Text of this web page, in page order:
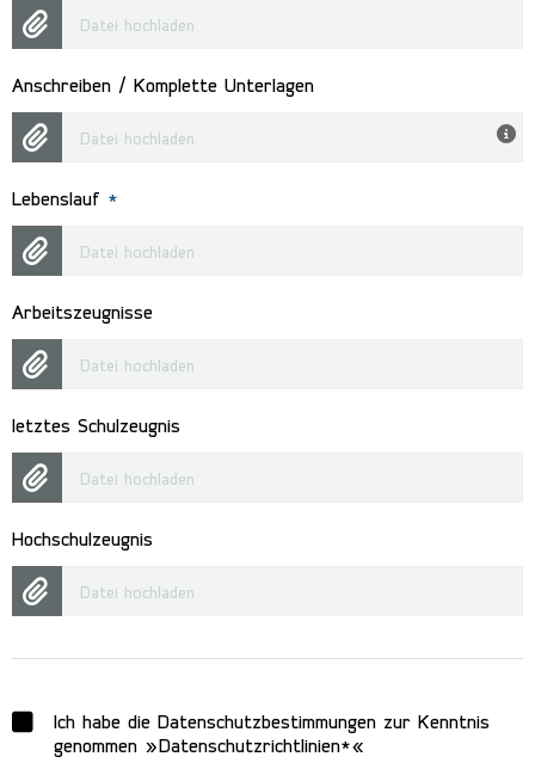
Datei hochladen
Anschreiben / Komplette Unterlagen
Datei hochladen
Lebenslauf *
Datei hochladen
Arbeitszeugnisse
Datei hochladen
letztes Schulzeugnis
Datei hochladen
Hochschulzeugnis
Datei hochladen
Ich habe die Datenschutzbestimmungen zur Kenntnis
genommen
Datenschutzrichtlinien*